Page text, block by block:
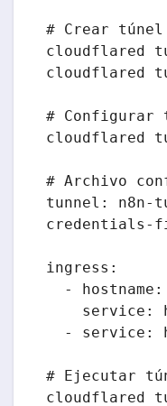
# Crear
cloudflared
cloudflared
# Configurar
cloudflared
# Archivo
tunnel: n8n-
credentials-
ingress:
-
service:
- service:
# Ejecutar